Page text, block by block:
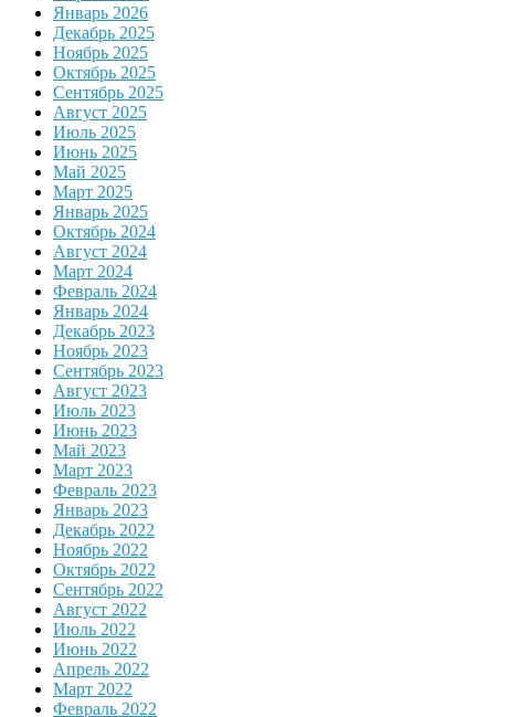
Январь 2026
Декабрь 2025
Ноябрь 2025
Октябрь 2025
Сентябрь 2025
Август 2025
Июль 2025
Июнь 2025
Май 2025
Март 2025
Январь 2025
Октябрь 2024
Август 2024
Март 2024
Февраль 2024
Январь 2024
Декабрь 2023
Ноябрь 2023
Сентябрь 2023
Август 2023
Июль 2023
Июнь 2023
Май 2023
Март 2023
Февраль 2023
Январь 2023
Декабрь 2022
Ноябрь 2022
Октябрь 2022
Сентябрь 2022
Август 2022
Июль 2022
Июнь 2022
Апрель 2022
Март 2022
Февраль 2022